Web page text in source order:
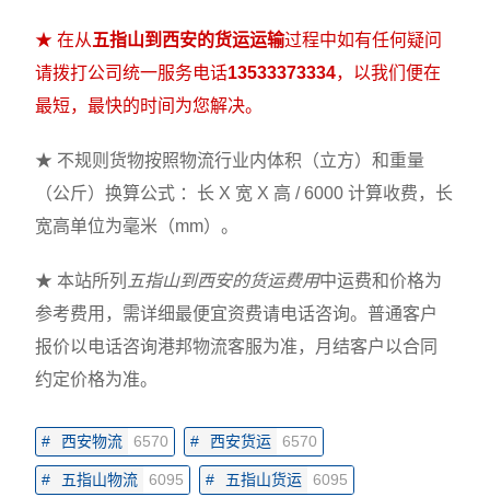
★ 在从 五指山到西安的货运运输过程中如有任何疑问
请拨打公司统一服务电话13533373334，以我们便在
最短，最快的时间为您解决。
★ 不规则货物按照物流行业内体积（立方）和重量
（公斤）换算公式 ：长 X 宽 X 高 / 6000 计算收费，长
宽高单位为毫米（mm）。
★ 本站所列 五指山到西安的货运费用中运费和价格为
参考费用，需详细最便宜资费请电话咨询。普通客户
报价以电话咨询港邦物流客服为准，月结客户以合同
约定价格为准。
# 西安物流 6570 # 西安货运 6570
# 五指山物流 6095 # 五指山货运 6095